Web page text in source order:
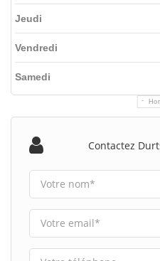
Jeudi
Vendredi
Samedi
Contactez